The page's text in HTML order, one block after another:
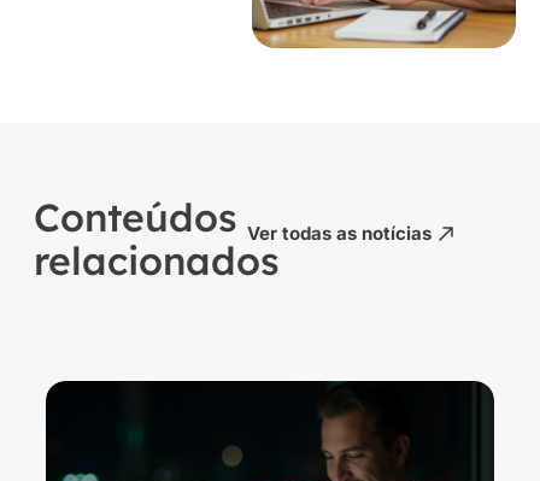
Conteúdos
relacionados
Ver todas as notícias